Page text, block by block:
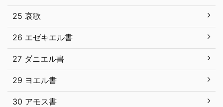
25 哀歌
26 エゼキエル書
27 ダニエル書
29 ヨエル書
30 アモス書